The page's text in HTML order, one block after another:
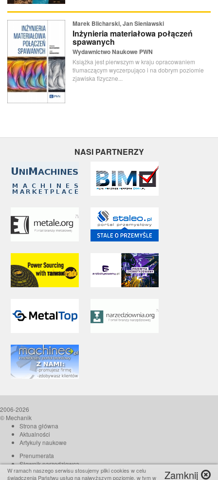
Marek Blicharski, Jan Sieniawski
Inżynieria materiałowa połączeń
spawanych
Wydawnictwo Naukowe PWN
Książka jest pierwszym w kraju opracowaniem
tłumaczącym wyczerpująco i na dobrym poziomie
zjawiska fizyczne...
NASI PARTNERZY
2006-2026
© Mechanik
Strona główna
Aktualności
Artykuły naukowe
Prenumerata
Słownik narzędziowca
O czasopiśmie
Zamknij
W ramach naszego serwisu stosujemy pliki cookies w celu
świadczenia Państwu usług na najwyższym poziomie, w tym w